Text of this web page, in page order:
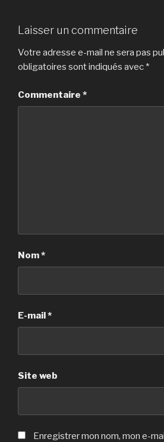
Laisser un commentaire
Votre adresse e-mail ne sera pas
obligatoires sont indiqués avec *
Commentaire *
Nom*
E-mail*
Site web
Enregistrer mon nom, mon e-